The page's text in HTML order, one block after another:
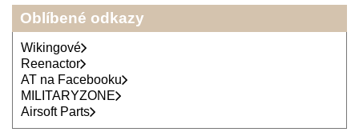
Oblíbené odkazy
Wikingové
Reenactor
AT na Facebooku
MILITARYZONE
Airsoft Parts